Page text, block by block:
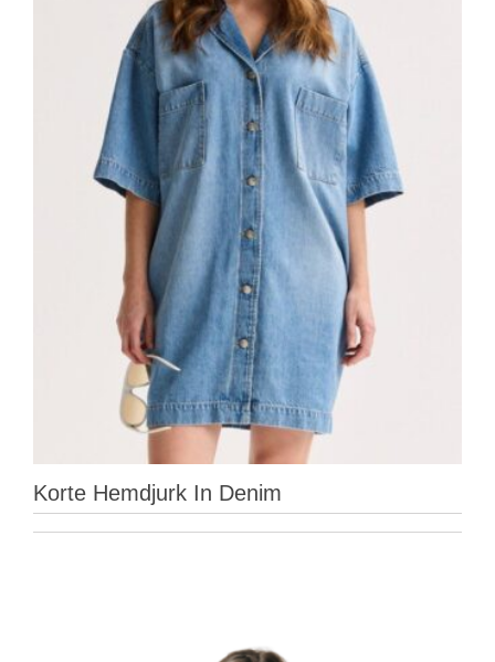
Korte Hemdjurk In Denim